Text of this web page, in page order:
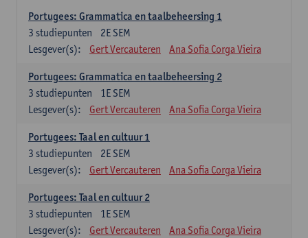
Portugees: Grammatica en taalbeheersing 1
2E SEM
3 studiepunten
Lesgever(s):
Gert Vercauteren Ana Sofia Corga Vieira
Portugees: Grammatica en taalbeheersing 2
1E SEM
3 studiepunten
Lesgever(s):
Gert Vercauteren Ana Sofia Corga Vieira
Portugees: Taal en cultuur 1
2E SEM
3 studiepunten
Lesgever(s):
Gert Vercauteren Ana Sofia Corga Vieira
Portugees: Taal en cultuur 2
1E SEM
3 studiepunten
Lesgever(s):
Gert Vercauteren Ana Sofia Corga Vieira